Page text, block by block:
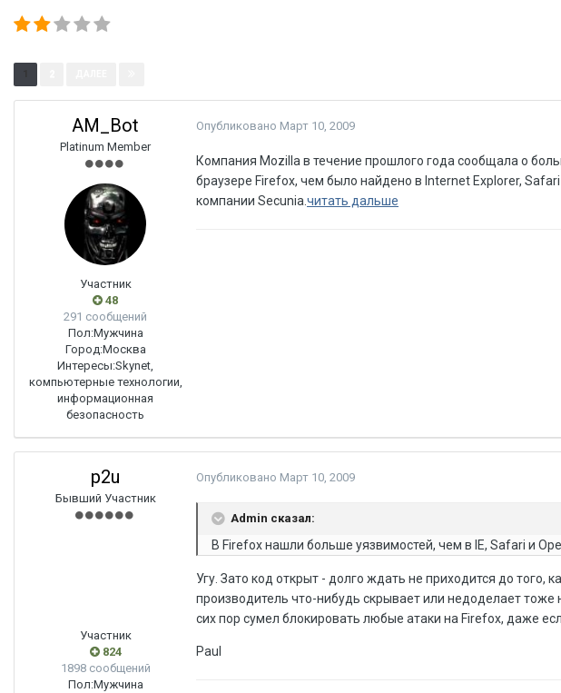
AM_Bot
Platinum Member
Участник
48
291 сообщений
Пол:Мужчина
Город:Москва
Интересы:Skynet,
компьютерные технологии,
информационная
безопасность
Опубликовано Март 10, 2009
Компания Mozilla в течение прошлого года сообщала о
браузере Firefox, чем было найдено в Internet Explorer,
компании Secunia. читать дальше
p2u
Бывший Участник
Участник
824
1898 сообщений
Пол:Мужчина
Опубликовано Март 10, 2009
Admin сказал:
В Firefox нашли больше уязвимостей, чем в IE, Safari и
Угу. Зато код открыт - долго ждать не приходится до того,
производитель что-нибудь скрывает или недоделает тоже
сих пор сумел блокировать любые атаки на Firefox, даже
Paul